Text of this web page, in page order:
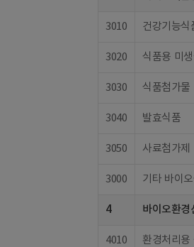
3010 건강기능식
3020 식품용 미
3030 식품첨가물
3040 발효식품
3050 사료첨가제
3000 기타 바이
4 바이오환경
4010 환경처리용